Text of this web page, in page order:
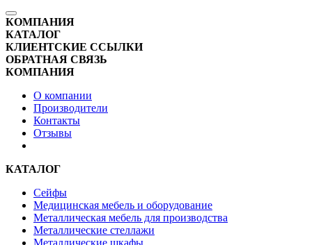
КОМПАНИЯ
КАТАЛОГ
КЛИЕНТСКИЕ ССЫЛКИ
ОБРАТНАЯ СВЯЗЬ
КОМПАНИЯ
О компании
Производители
Контакты
Отзывы
КАТАЛОГ
Сейфы
Медицинская мебель и оборудование
Металлическая мебель для производства
Металлические стеллажи